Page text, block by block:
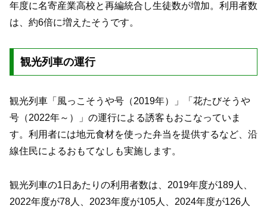
年度に名寄産業高校と再編統合し生徒数が増加。利用者数
は、約6倍に増えたそうです。
観光列車の運行
観光列車「風っこそうや号（2019年）」「花たびそうや
号（2022年～）」の運行による誘客もおこなっていま
す。利用者には地元食材を使った弁当を提供するなど、沿
線住民によるおもてなしも実施します。
観光列車の1日あたりの利用者数は、2019年度が189人、
2022年度が78人、2023年度が105人、2024年度が126人